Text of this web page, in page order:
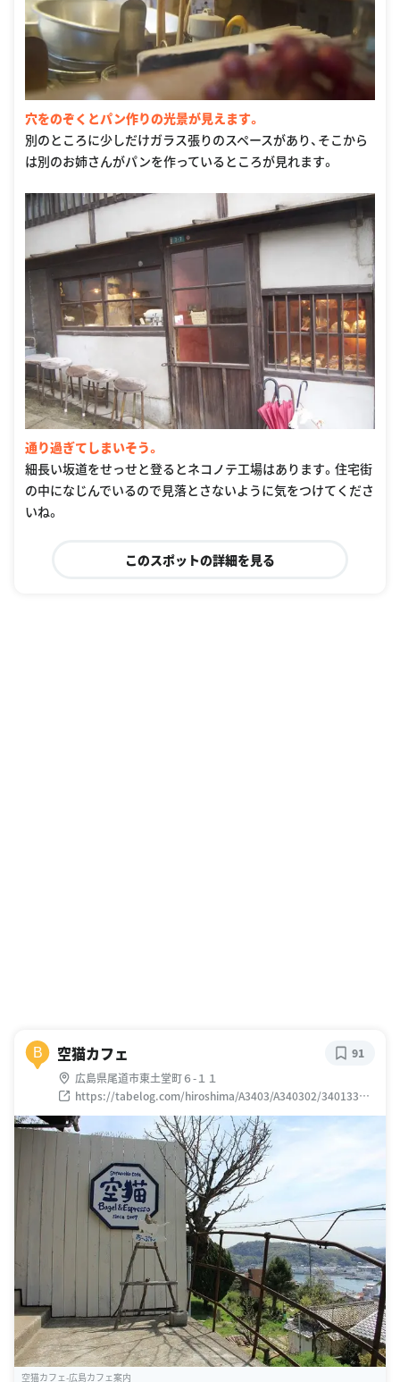
穴をのぞくとパン作りの光景が見えます。
別のところに少しだけガラス張りのスペースがあり、そこから
は別のお姉さんがパンを作っているところが見れます。
通り過ぎてしまいそう。
細長い坂道をせっせと登るとネコノテ工場はあります。住宅街
の中になじんでいるので見落とさないように気をつけてくださ
いね。
このスポットの詳細を見る
B 空猫カフェ
広島県尾道市東土堂町６-１１
https://tabelog.com/hiroshima/A3403/A340302/34013376
/
91
空猫カフェ-広島カフェ案内